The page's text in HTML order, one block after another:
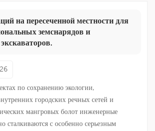
Português
Türkçe
Deutsch
Italiano
на пересеченной местности для
земснарядов и
по сохранению экологии,
городских речных сетей и
мангровых болот инженерные
сталкиваются с особенно серьезным